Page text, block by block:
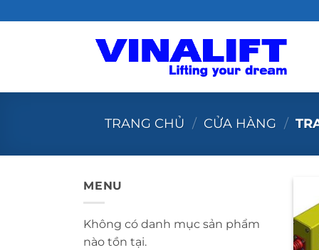
qua
TRANG CHỦ / CỬA HÀNG /
MENU
Không có danh mục sản phẩm
nào tồn tại.